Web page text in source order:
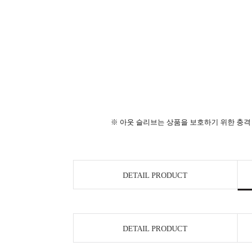
※ 아웃 슬리브는 상품을 보호하기 위한 충
DETAIL PRODUCT
DETAIL PRODUCT